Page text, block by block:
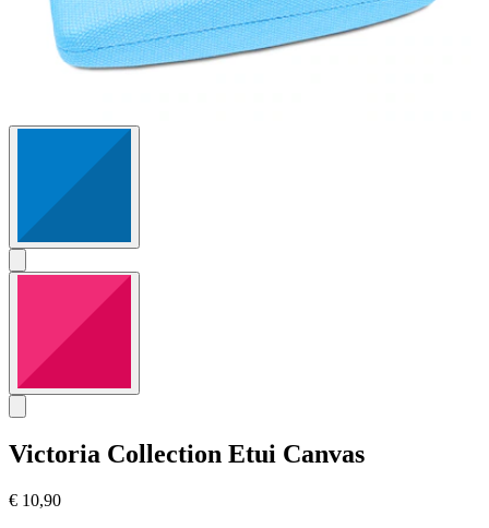
Victoria Collection Etui Canvas
€ 10,90